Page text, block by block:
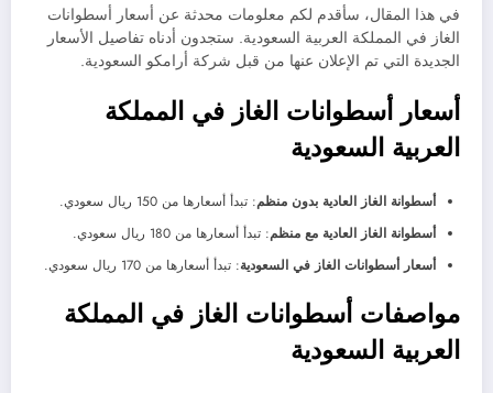
في هذا المقال، سأقدم لكم معلومات محدثة عن أسعار أسطوانات
الغاز في المملكة العربية السعودية. ستجدون أدناه تفاصيل الأسعار
الجديدة التي تم الإعلان عنها من قبل شركة أرامكو السعودية.
أسعار أسطوانات الغاز في المملكة
العربية السعودية
أسطوانة الغاز العادية بدون منظم: تبدأ أسعارها من 150 ريال سعودي.
أسطوانة الغاز العادية مع منظم: تبدأ أسعارها من 180 ريال سعودي.
أسعار أسطوانات الغاز في السعودية: تبدأ أسعارها من 170 ريال سعودي.
مواصفات أسطوانات الغاز في المملكة
العربية السعودية